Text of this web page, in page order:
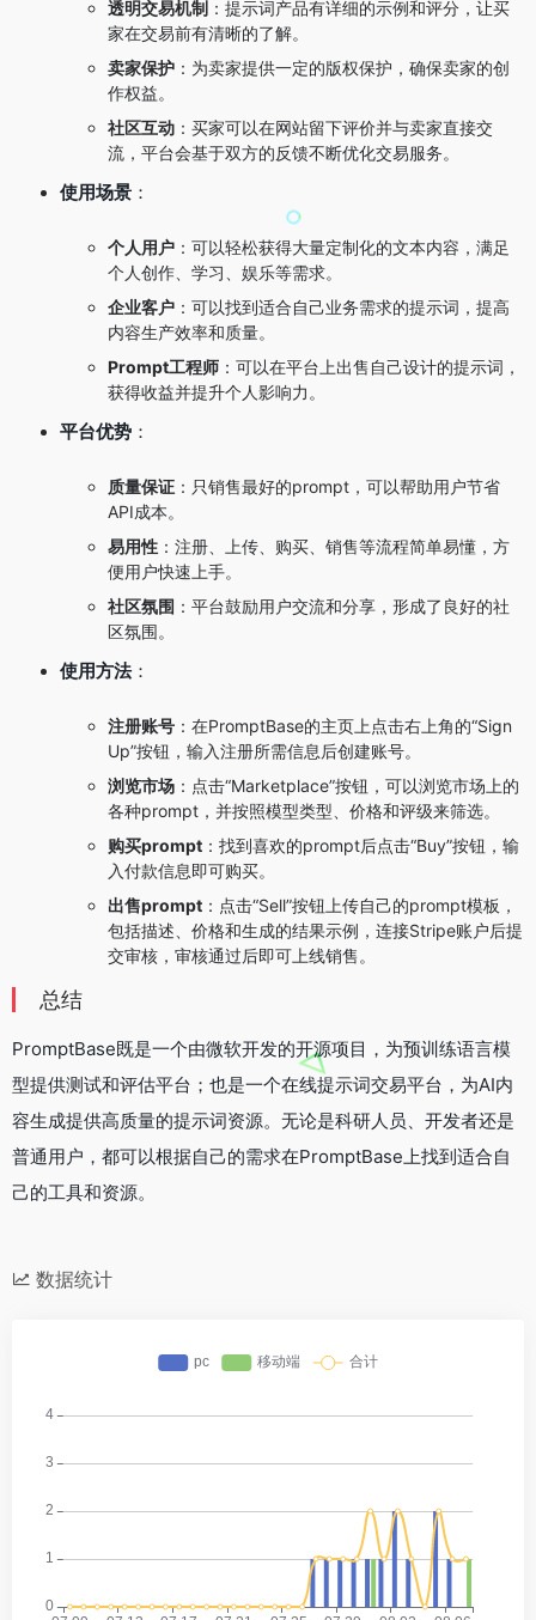
透明交易机制 ：提示词产品有详细的示例和评分，让买
家在交易前有清晰的了解。
卖家保护 ：为卖家提供一定的版权保护，确保卖家的创
作权益。
社区互动 ：买家可以在网站留下评价并与卖家直接交
流，平台会基于双方的反馈不断优化交易服务。
使用场景 ：
个人用户 ：可以轻松获得大量定制化的文本内容，满足
个人创作、学习、娱乐等需求。
企业客户 ：可以找到适合自己业务需求的提示词，提高
内容生产效率和质量。
Prompt工程师 ：可以在平台上出售自己设计的提示词，
获得收益并提升个人影响力。
平台优势 ：
质量保证 ：只销售最好的prompt，可以帮助用户节省
API成本。
易用性 ：注册、上传、购买、销售等流程简单易懂，方
便用户快速上手。
社区氛围 ：平台鼓励用户交流和分享，形成了良好的社
区氛围。
使用方法：
注册账号 ：在PromptBase的主页上点击右上角的“Sign
Up”按钮，输入注册所需信息后创建账号。
浏览市场 ：点击“Marketplace”按钮，可以浏览市场上的
各种prompt，并按照模型类型、价格和评级来筛选。
购买prompt ：找到喜欢的prompt后点击“Buy”按钮，输
入付款信息即可购买。
出售prompt ：点击“Sell”按钮上传自己的prompt模板，
包括描述、价格和生成的结果示例，连接Stripe账户后提
交审核，审核通过后即可上线销售。
总结
PromptBase既是一个由微软开发的开源项目，为预训练语言模
型提供测试和评估平台；也是一个在线提示词交易平台，为AI内
容生成提供高质量的提示词资源。无论是科研人员、开发者还是
普通用户，都可以根据自己的需求在PromptBase上找到适合自
己的工具和资源。
数据统计